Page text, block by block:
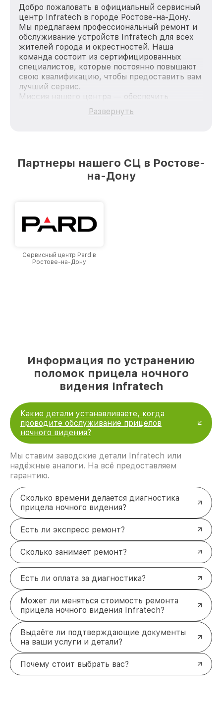
Добро пожаловать в официальный сервисный
центр Infratech в городе Ростове-на-Дону.
Мы предлагаем профессиональный ремонт и
обслуживание устройств Infratech для всех
жителей города и окрестностей. Наша
команда состоит из сертифицированных
специалистов, которые постоянно повышают
свою квалификацию, чтобы предоставить вам
лучший сервис.
Миссия нашего центра — обеспечить
качественный и доступный ремонт для
каждого пользователя продукции Infratech,
лучшим сервисным центром Infratech в
городе Ростове-на-Дону, постоянно повышая
Развернуть
Партнеры нашего СЦ в Ростове-
на-Дону
Сервисный центр Pard в
Ростове-на-Дону
Информация по устранению
поломок прицела ночного
видения Infratech
Какие детали устанавливаете, когда
проводите обслуживание прицелов
ночного видения?
Мы ставим заводские детали Infratech или
надёжные аналоги. На всё предоставляем
гарантию.
Сколько времени делается диагностика
прицела ночного видения?
Есть ли экспресс ремонт?
Сколько занимает ремонт?
Есть ли оплата за диагностика?
Может ли меняться стоимость ремонта
прицела ночного видения Infratech?
Выдаёте ли подтверждающие документы
на ваши услуги и детали?
Почему стоит выбрать вас?